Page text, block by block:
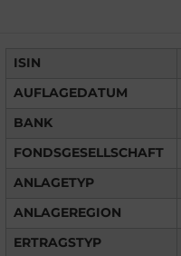
ISIN
AUFLAGEDATUM
BANK
FONDSGESELLSCHAFT
ANLAGETYP
ANLAGEREGION
ERTRAGSTYP